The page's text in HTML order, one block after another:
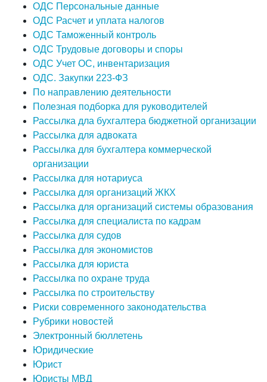
ОДС Персональные данные
ОДС Расчет и уплата налогов
ОДС Таможенный контроль
ОДС Трудовые договоры и споры
ОДС Учет ОС, инвентаризация
ОДС. Закупки 223-ФЗ
По направлению деятельности
Полезная подборка для руководителей
Рассылка дла бухгалтера бюджетной организации
Рассылка для адвоката
Рассылка для бухгалтера коммерческой
организации
Рассылка для нотариуса
Рассылка для организаций ЖКХ
Рассылка для организаций системы образования
Рассылка для специалиста по кадрам
Рассылка для судов
Рассылка для экономистов
Рассылка для юриста
Рассылка по охране труда
Рассылка по строительству
Риски современного законодательства
Рубрики новостей
Электронный бюллетень
Юридические
Юрист
Юристы МВД